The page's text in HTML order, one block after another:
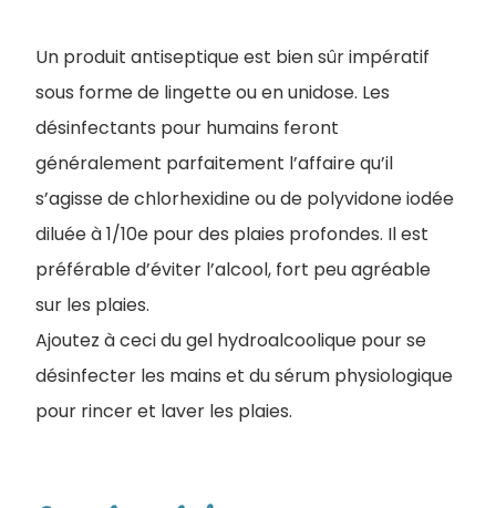
Un produit antiseptique est bien sûr impératif
sous forme de lingette ou en unidose. Les
désinfectants pour humains feront
généralement parfaitement l’affaire qu’il
s’agisse de chlorhexidine ou de polyvidone iodée
diluée à 1/10e pour des plaies profondes. Il est
préférable d’éviter l’alcool, fort peu agréable
sur les plaies.
Ajoutez à ceci du gel hydroalcoolique pour se
désinfecter les mains et du sérum physiologique
pour rincer et laver les plaies.